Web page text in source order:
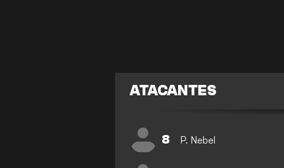
ATACANTES
8 P. Nebel